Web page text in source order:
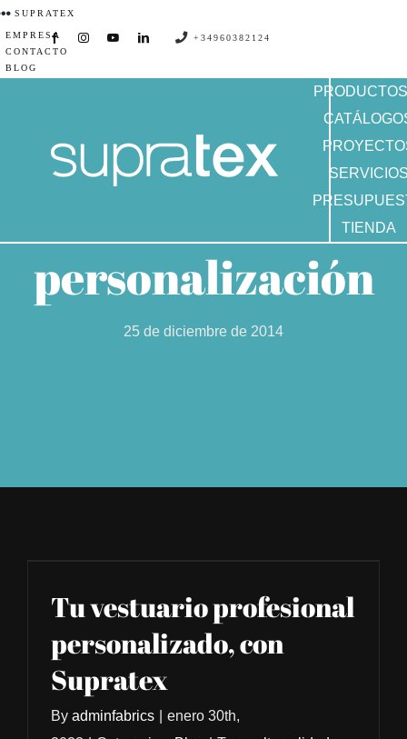
Saltar
al
contenido
SUPRATEX
EMPRESA
CONTACTO
BLOG
+34960382124
PRODUCTOS
TIENDA
personalización
25 de diciembre de 2014
Tu vestuario profesional
personalizado, con
Supratex
By adminfabrics
enero 30th,